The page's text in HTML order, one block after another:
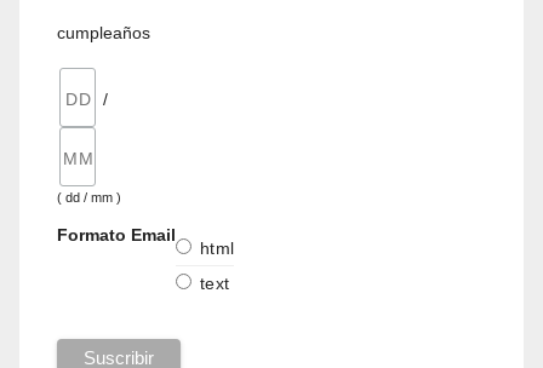
cumpleaños
/
( dd / mm )
Formato Email
html
text